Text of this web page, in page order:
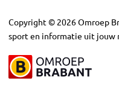
Copyright © 2026Omroep
sport en informatie uit jouw